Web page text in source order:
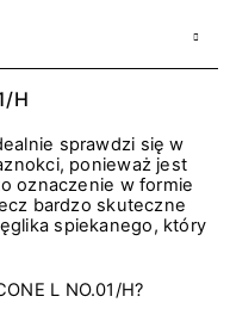
H
sprawdzi się w
ponieważ jest
oznaczenie w formie
bardzo skuteczne
spiekanego, który
L NO.01/H?